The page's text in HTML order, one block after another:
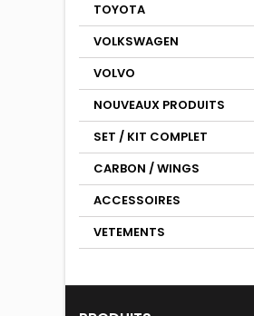
TOYOTA
VOLKSWAGEN
VOLVO
NOUVEAUX PRODUITS
SET / KIT COMPLET
CARBON / WINGS
ACCESSOIRES
VETEMENTS